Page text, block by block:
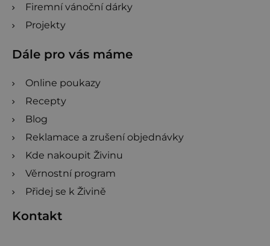
Firemní vánoční dárky
Projekty
Dále pro vás máme
Online poukazy
Recepty
Blog
Reklamace a zrušení objednávky
Kde nakoupit Živinu
Věrnostní program
Přidej se k Živině
Kontakt